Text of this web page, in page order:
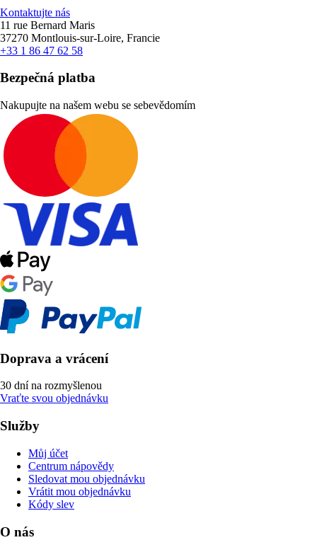
Kontaktujte nás
11 rue Bernard Maris
37270 Montlouis-sur-Loire, Francie
+33 1 86 47 62 58
Bezpečná platba
Nakupujte na našem webu se sebevědomím
Doprava a vrácení
30 dní na rozmyšlenou
Vraťte svou objednávku
Služby
Můj účet
Centrum nápovědy
Sledovat mou objednávku
Vrátit mou objednávku
Kódy slev
O nás